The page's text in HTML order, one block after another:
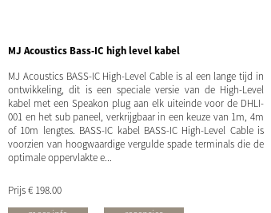
MJ Acoustics Bass-IC high level kabel
MJ Acoustics BASS-IC High-Level Cable is al een lange tijd in
ontwikkeling, dit is een speciale versie van de High-Level
kabel met een Speakon plug aan elk uiteinde voor de DHLI-
001 en het sub paneel, verkrijgbaar in een keuze van 1m, 4m
of 10m lengtes. BASS-IC kabel BASS-IC High-Level Cable is
voorzien van hoogwaardige vergulde spade terminals die de
optimale oppervlakte e...
Prijs€ 198.00